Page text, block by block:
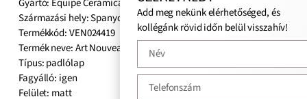
Származási hely: Spanyol
Termékkód: VEN024419
Termék neve: Art Nouveau La Rambla Grey
Típus: padlólap
Fagyálló: igen
Felület: matt
Add meg nekünk elérhetőséged, és
kollégánk rövid időn belül visszahív!